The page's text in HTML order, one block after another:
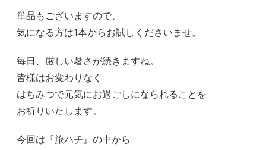
単品もございますので、
気になる方は1本からお試しくださいませ。
毎日、厳しい暑さが続きますね。
皆様はお変わりなく
はちみつで元気にお過ごしになられることを
お祈りいたします。
今回は『旅ハチ』の中から